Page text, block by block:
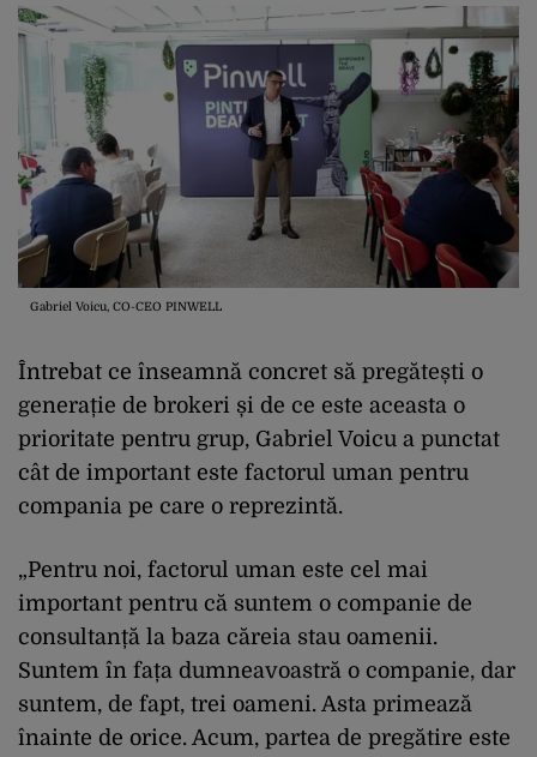
Gabriel Voicu, CO-CEO PINWELL
Întrebat ce înseamnă concret să pregătești o
generație de brokeri și de ce este aceasta o
prioritate pentru grup, Gabriel Voicu a punctat
cât de important este factorul uman pentru
compania pe care o reprezintă.
„Pentru noi, factorul uman este cel mai
important pentru că suntem o companie de
consultanță la baza căreia stau oamenii.
Suntem în fața dumneavoastră o companie, dar
suntem, de fapt, trei oameni. Asta primează
înainte de orice. Acum, partea de pregătire este